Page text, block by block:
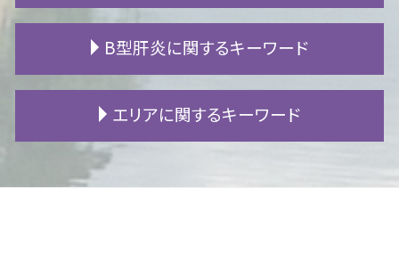
遺留分 遺言
遺留分減殺請求 生前贈与
借金 相続放棄
相続 遺留分
内縁 相続
自筆証書遺言 検認
成年後見 申し立て
マンション 生活音
賃貸 フローリング 傷
住宅ローン 抵当権
施工不良 賠償
リフォーム トラブル
借地 買取
引越し 退去
交通事故 高次脳機能障害
後遺障害 申請
人身事故 処分
事故 示談書
死亡事故 加害者
後遺障害 逸失利益
個人 賠償責任 保険 自転車 事故
財産分与 税金
養育費 差し押さえ
婚姻費用 計算
モラハラ 離婚
離婚調停 申し立て
養育費 強制執行
離婚 子供 影響
借金 貯金
株 破産
ギャンブル 借金
任意整理 費用
個人再生 官報
借金 時効
B型肝炎に関するキーワード
B型肝炎 ウイルス
B型肝炎 うつる
B型肝炎 給付金
B型肝炎 感染経路
エリアに関するキーワード
岡崎市 相続 相談
一宮市 相続 相談